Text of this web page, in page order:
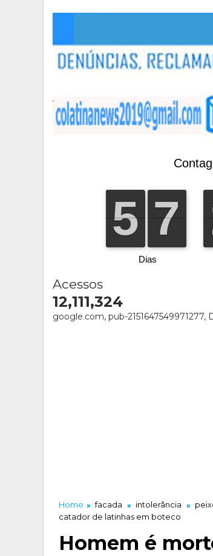
Acessos
12,111,324
google.com, pub-
Home facada intolerância
catador de latinhas em boteco
Homem é